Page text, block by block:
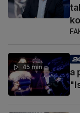
45 min
a